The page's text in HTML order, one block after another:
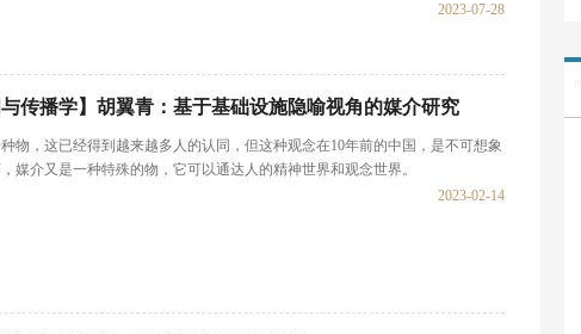
2023-07-28
与传播学】胡翼青：基于基础设施隐喻视角的媒介研究
物，这已经得到越来越多人的认同，但这种观念在10年前的中国，是不可想象
媒介又是一种特殊的物，它可以通达人的精神世界和观念世界。
2023-02-14